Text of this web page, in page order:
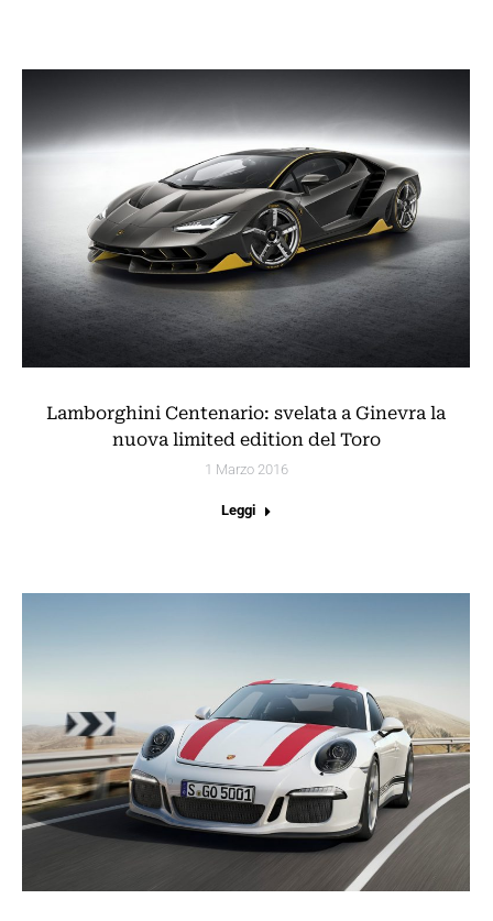
Lamborghini Centenario: svelata a Ginevra la
nuova limited edition del Toro
1 Marzo 2016
Leggi